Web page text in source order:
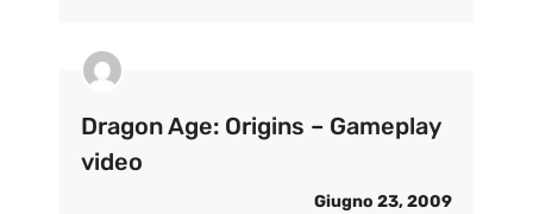
Dragon Age: Origins – Gameplay
video
Giugno 23, 2009